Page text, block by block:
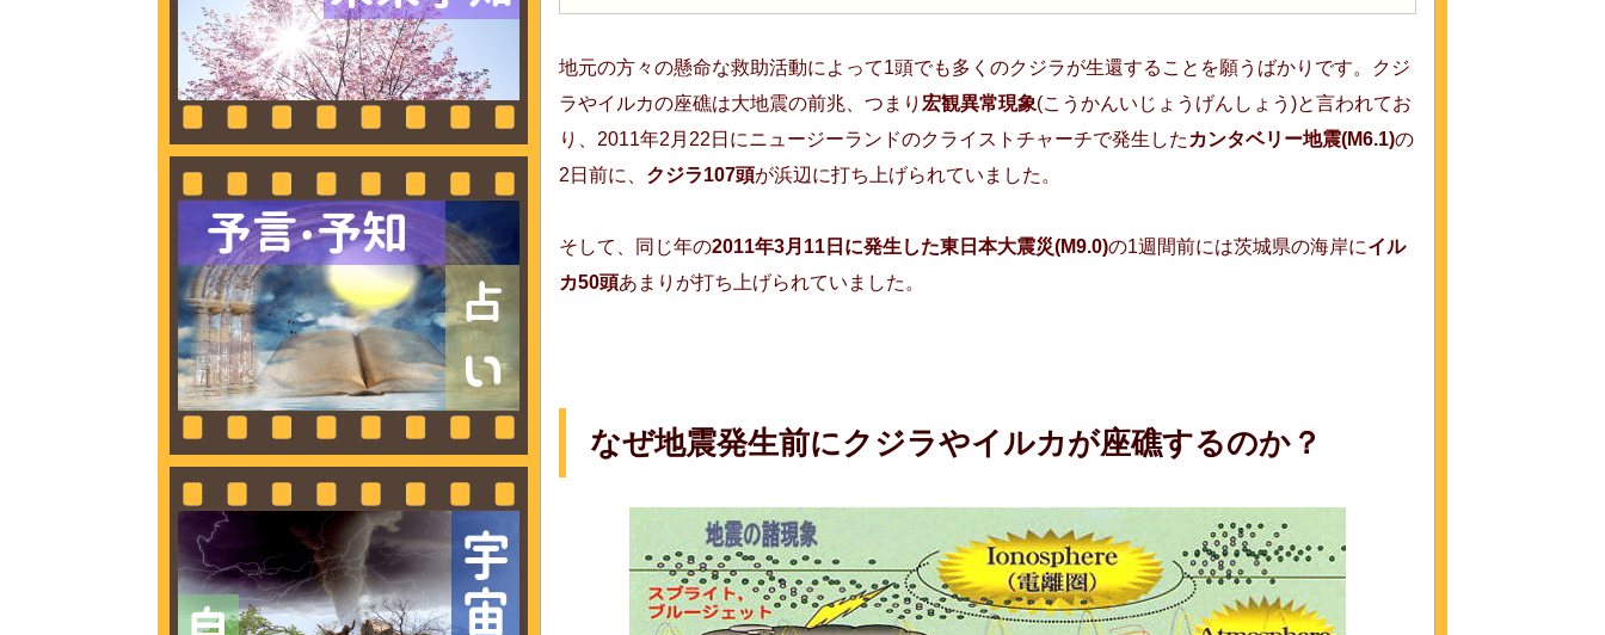
地元の方々の懸命な救助活動によって1頭でも多くのクジラが生還することを願うばかりです。クジ
ラやイルカの座礁は大地震の前兆、つまり 宏観異常現象(こうかんいじょうげんしょう)と言われてお
り、2011年2月22日にニュージーランドのクライストチャーチで発生したカンタベリー地震(M6.1)の
2日前に、 クジラ107頭が浜辺に打ち上げられていました。
そして、同じ年の2011年3月11日に発生した東日本大震災(M9.0)の1週間前には茨城県の海岸にイル
カ50頭あまりが打ち上げられていました。
なぜ地震発生前にクジラやイルカが座礁するのか？